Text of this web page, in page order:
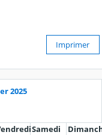
Imprimer
2025
Samedi